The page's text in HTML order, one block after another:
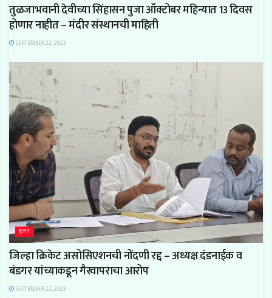
तुळजाभवानी देवीच्या सिंहासन पुजा ऑक्टोबर महिन्यात 13 दिवस
होणार नाहीत – मंदीर संस्थानची माहिती
SEPTEMBER 22, 2023
इतर
जिल्हा क्रिकेट असोसिएशनची नोंदणी रद्द – अध्यक्ष दंडनाईक व
बंडगर यांच्याकडून गैरवापराचा आरोप
SEPTEMBER 22, 2023